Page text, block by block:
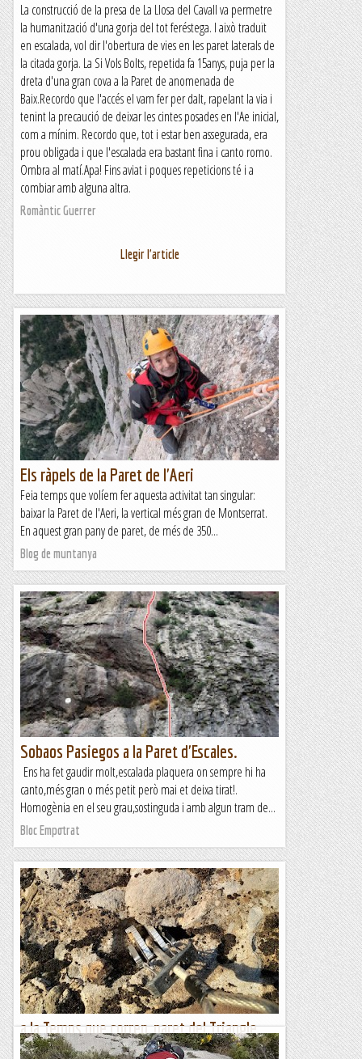
La construcció de la presa de La Llosa del Cavall va permetre
la humanització d'una gorja del tot feréstega. I això traduït
en escalada, vol dir l'obertura de vies en les paret laterals de
la citada gorja. La Si Vols Bolts, repetida fa 15anys, puja per la
dreta d'una gran cova a la Paret de anomenada de
Baix.Recordo que l'accés el vam fer per dalt, rapelant la via i
tenint la precaució de deixar les cintes posades en l'Ae inicial,
com a mínim. Recordo que, tot i estar ben assegurada, era
prou obligada i que l'escalada era bastant fina i canto romo.
Ombra al matí.Apa! Fins aviat i poques repeticions té i a
combiar amb alguna altra.
Romàntic Guerrer
Llegir l'article
Els ràpels de la Paret de l'Aeri
Feia temps que volíem fer aquesta activitat tan singular:
baixar la Paret de l'Aeri, la vertical més gran de Montserrat.
En aquest gran pany de paret, de més de 350...
Blog de muntanya
Sobaos Pasiegos a la Paret d'Escales.
Ens ha fet gaudir molt,escalada plaquera on sempre hi ha
canto,més gran o més petit però mai et deixa tirat!.
Homogènia en el seu grau,sostinguda i amb algun tram de...
Bloc Empotrat
a la Temps que corren, paret del Triangle
(Font Ferrera)